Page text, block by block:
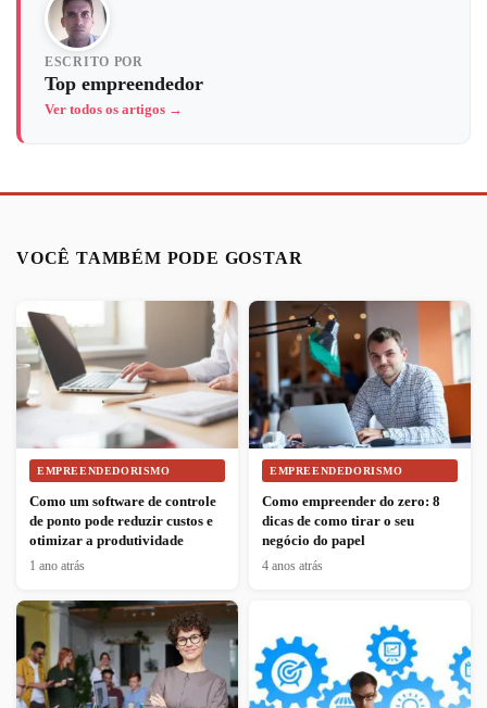
ESCRITO POR
Top empreendedor
Ver todos os artigos →
VOCÊ TAMBÉM PODE GOSTAR
EMPREENDEDORISMO
Como um software de controle
de ponto pode reduzir custos e
otimizar a produtividade
1 ano atrás
EMPREENDEDORISMO
Como empreender do zero: 8
dicas de como tirar o seu
negócio do papel
4 anos atrás